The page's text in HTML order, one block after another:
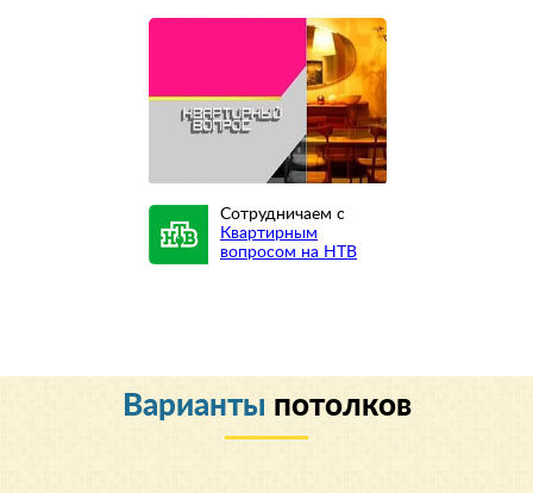
Сотрудничаем с
Квартирным
вопросом на НТВ
Варианты потолков